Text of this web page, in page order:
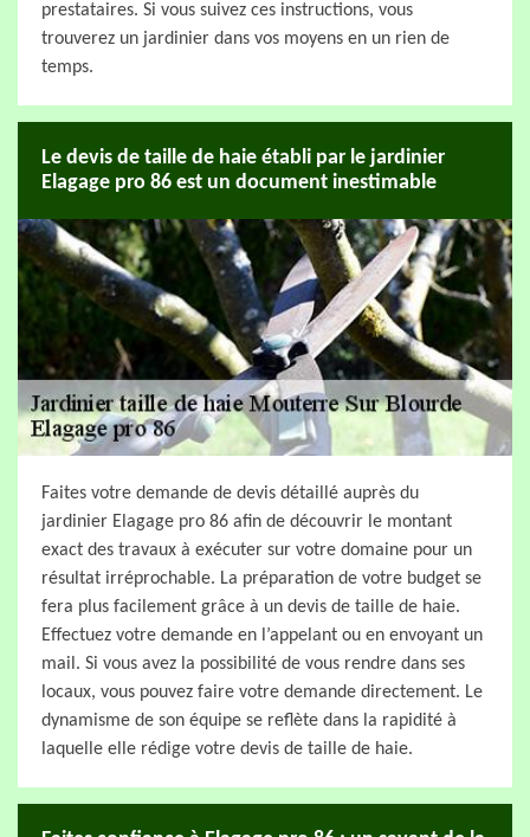
prestataires. Si vous suivez ces instructions, vous
trouverez un jardinier dans vos moyens en un rien de
temps.
Le devis de taille de haie établi par le jardinier
Elagage pro 86 est un document inestimable
Faites votre demande de devis détaillé auprès du
jardinier Elagage pro 86 afin de découvrir le montant
exact des travaux à exécuter sur votre domaine pour un
résultat irréprochable. La préparation de votre budget se
fera plus facilement grâce à un devis de taille de haie.
Effectuez votre demande en l’appelant ou en envoyant un
mail. Si vous avez la possibilité de vous rendre dans ses
locaux, vous pouvez faire votre demande directement. Le
dynamisme de son équipe se reflète dans la rapidité à
laquelle elle rédige votre devis de taille de haie.